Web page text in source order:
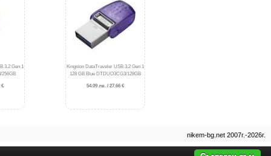
3.2 Gen 1
256GB
€
Kingston DataTraveler USB 3.2 Gen 1
128 GB Blue DTDUO3CG3/128GB
54.09 лв. / 27.66 €
nikem-bg.net 2007г.-2026г.